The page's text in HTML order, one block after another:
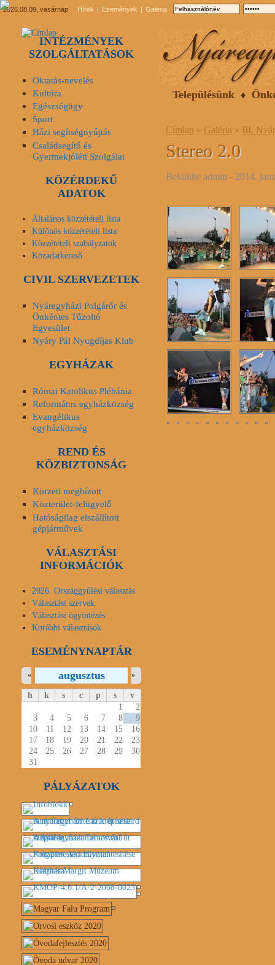
2026.08.09, vasárnap Hírek Események Galéria
Településünk
Címlap » Galéria » III.
Stereo 2.0
Beküldte admin - 2014.
INTÉZMÉNYEK
SZOLGÁLTATÁSOK
Oktatás-nevelés
Kultúra
Egészségügy
Sport
Házi segítségnyújtás
Családsegítő és
Gyermekjóléti Szolgálat
KÖZÉRDEKŰ
ADATOK
Általános közzétételi lista
Különös közzétételi lista
Közzétételi szabályzatok
Közadatkereső
CIVIL SZERVEZETEK
Nyáregyházi Polgárőr és
Önkéntes Tűzoltó
Egyesület
Nyáry Pál Nyugdíjas Klub
EGYHÁZAK
Római Katolikus Plébánia
Református egyházközség
Evangélikus
egyházközség
REND ÉS
KÖZBIZTONSÁG
Körzeti megbízott
Közterület-felügyelő
Hatóságilag elszállított
gépjárművek
VÁLASZTÁSI
INFORMÁCIÓK
2026. Országgyűlési választás
Választási szervek
Választási ügyintézés
Korábbi választások
ESEMÉNYNAPTÁR
augusztus
« »
h k s c p s
v
1
2
3
4 5 6 7 8
9
10
11 12 13 14 15
16
17
18 19 20 21 22
23
24
25 26 27 28 29
30
31
PÁLYÁZATOK